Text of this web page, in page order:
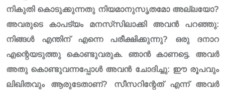
നികുതി കൊടുക്കുന്നതു നിയമാനുസൃതമോ അല്ലയോ?
അവരുടെ കാപട്യം മനസ്‌സിലാക്കി അവൻ പറഞ്ഞു:
നിങ്ങൾ എന്തിന് എന്നെ പരീക്ഷിക്കുന്നു? ഒരു ദനാറ
എന്റെയടുത്തു കൊണ്ടുവരുക. ഞാൻ കാണട്ടെ. അവർ
അതു കൊണ്ടുവന്നപ്പോൾ അവൻ ചോദിച്ചു: ഈ രൂപവും
ലിഖിതവും ആരുടേതാണ്? സീസറിന്റേത് എന്ന് അവർ